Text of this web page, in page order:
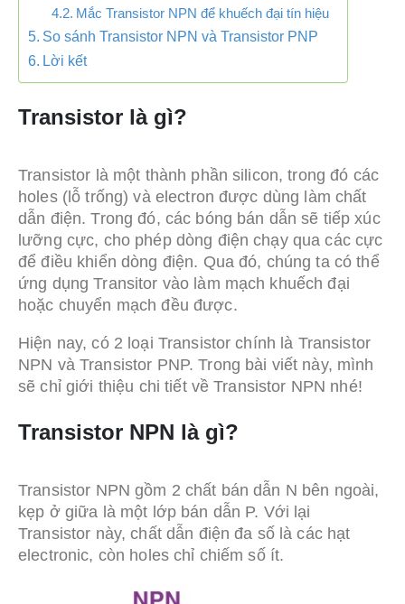
Mắc Transistor NPN để khuếch đại tín hiệu
So sánh Transistor NPN và Transistor PNP
Lời kết
Transistor là gì?
Transistor là một thành phần silicon, trong đó các
holes (lỗ trống) và electron được dùng làm chất
dẫn điện. Trong đó, các bóng bán dẫn sẽ tiếp xúc
lưỡng cực, cho phép dòng điện chạy qua các cực
để điều khiển dòng điện. Qua đó, chúng ta có thể
ứng dụng Transitor vào làm mạch khuếch đại
hoặc chuyển mạch đều được.
Hiện nay, có 2 loại Transistor chính là Transistor
NPN và Transistor PNP. Trong bài viết này, mình
sẽ chỉ giới thiệu chi tiết về Transistor NPN nhé!
Transistor NPN là gì?
Transistor NPN gồm 2 chất bán dẫn N bên ngoài,
kẹp ở giữa là một lớp bán dẫn P. Với lại
Transistor này, chất dẫn điện đa số là các hạt
electronic, còn holes chỉ chiếm số ít.